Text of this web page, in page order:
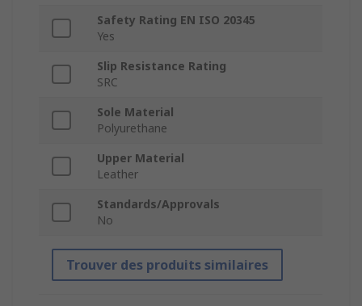
Safety Rating EN ISO 20345
Yes
Slip Resistance Rating
SRC
Sole Material
Polyurethane
Upper Material
Leather
Standards/Approvals
No
Trouver des produits similaires